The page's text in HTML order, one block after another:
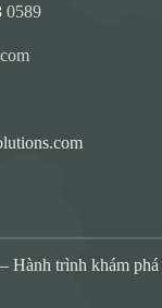
0589
trình khám phá